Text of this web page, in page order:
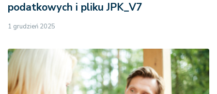
podatkowych i pliku JPK_V7
1 grudzień 2025